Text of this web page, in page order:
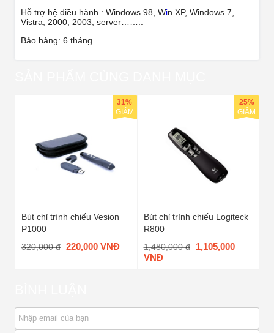
Hỗ trợ hệ điều hành : Windows 98, Win XP, Windows 7,
Vistra, 2000, 2003, server……..
Bảo hàng: 6 tháng
Bút chỉ trình chiếu Vesion
P1000
320,000 đ 220,000 VNĐ
31%
GIẢM
Bút chỉ trình chiếu Logiteck
R800
1,480,000 đ
1,105,000
VNĐ
25%
GIẢM